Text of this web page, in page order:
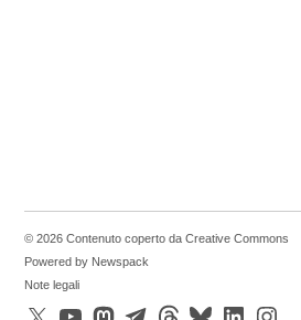
© 2026 Contenuto coperto da Creative Commons
Powered by Newspack
Note legali
X
YouTubeMastodonTelegramThreadsBlueskyLinkedInInstagram